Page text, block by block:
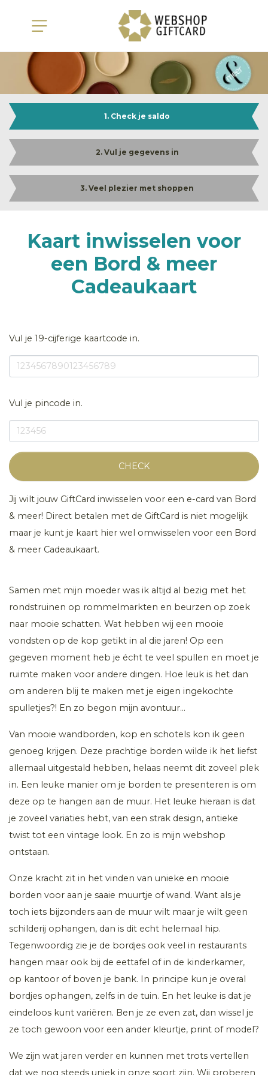
1. Check je saldo
2. Vul je gegevens in
3. Veel plezier met shoppen
Kaart inwisselen voor
een Bord & meer
Cadeaukaart
Vul je 19-cijferige kaartcode in.
Vul je pincode in.
CHECK
Jij wilt jouw GiftCard inwisselen voor een e-card van Bord
& meer! Direct betalen met de GiftCard is niet mogelijk
maar je kunt je kaart hier wel omwisselen voor een Bord
& meer Cadeaukaart.
Samen met mijn moeder was ik altijd al bezig met het
rondstruinen op rommelmarkten en beurzen op zoek
naar mooie schatten. Wat hebben wij een mooie
vondsten op de kop getikt in al die jaren! Op een
gegeven moment heb je écht te veel spullen en moet je
ruimte maken voor andere dingen. Hoe leuk is het dan
om anderen blij te maken met je eigen ingekochte
spulletjes?! En zo begon mijn avontuur…
Van mooie wandborden, kop en schotels kon ik geen
genoeg krijgen. Deze prachtige borden wilde ik het liefst
allemaal uitgestald hebben, helaas neemt dit zoveel plek
in. Een leuke manier om je borden te presenteren is om
deze op te hangen aan de muur. Het leuke hieraan is dat
je zoveel variaties hebt, van een strak design, antieke
twist tot een vintage look. En zo is mijn webshop
ontstaan.
Onze kracht zit in het vinden van unieke en mooie
borden voor aan je saaie muurtje of wand. Want als je
toch iets bijzonders aan de muur wilt maar je wilt geen
schilderij ophangen, dan is dit echt helemaal hip.
Tegenwoordig zie je de bordjes ook veel in restaurants
hangen maar ook bij de eettafel of in de kinderkamer,
op kantoor of boven je bank. In principe kun je overal
bordjes ophangen, zelfs in de tuin. En het leuke is dat je
eindeloos kunt variëren. Ben je ze even zat, dan wissel je
ze toch gewoon voor een ander kleurtje, print of model?
We zijn wat jaren verder en kunnen met trots vertellen
dat we nog steeds uniek in onze soort zijn. Wij proberen